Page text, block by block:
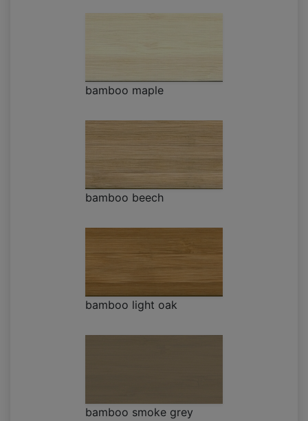
bamboo maple
bamboo beech
bamboo light oak
bamboo smoke grey